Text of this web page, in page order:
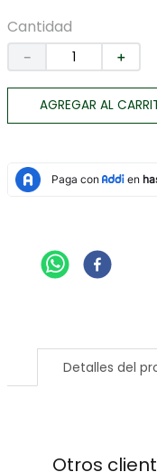
Cantidad
＋
－
AGREGAR AL
Detalles del
Otros
10. tarjetero